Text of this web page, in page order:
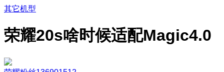
其它机型
荣耀20s啥时候适配Magic4.0